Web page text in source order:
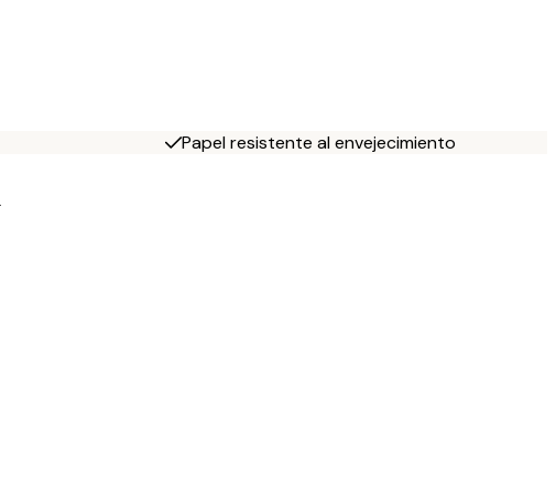
Papel resistente al envejecimiento